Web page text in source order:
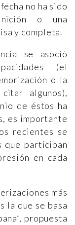
no ha sido
o una
y completa.
se asoció
(el
o la
algunos),
de éstos ha
es importante
recientes se
que participan
en cada
más
la que se basa
propuesta